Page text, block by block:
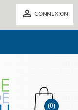
 CONNEXION
(0)